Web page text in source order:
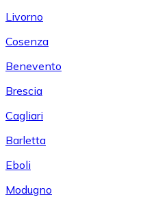
Livorno
Cosenza
Benevento
Brescia
Cagliari
Barletta
Eboli
Modugno